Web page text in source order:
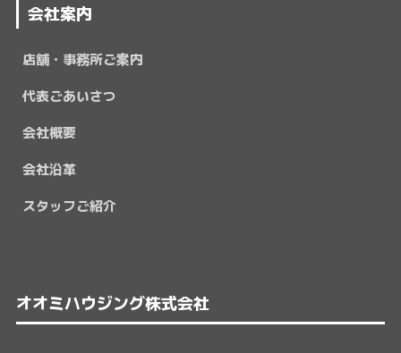
会社案内
店舗・事務所ご案内
代表ごあいさつ
会社概要
会社沿革
スタッフご紹介
オオミハウジング株式会社